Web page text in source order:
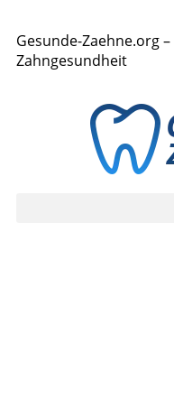
Gesunde-Zaehne.org
Zahngesundheit